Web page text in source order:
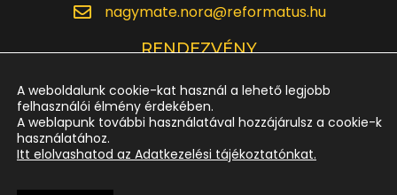
nagymate.nora@reformatus.hu
RENDEZVÉNY
rendezveny.nagytemplom@reformatus.hu
+36-52/614-185
A weboldalunk cookie-kat használ a lehető legjobb
felhasználói élmény érdekében.
A weblapunk további használatával hozzájárulsz a cookie-k
használatához.
Itt elolvashatod az Adatkezelési tájékoztatónkat.